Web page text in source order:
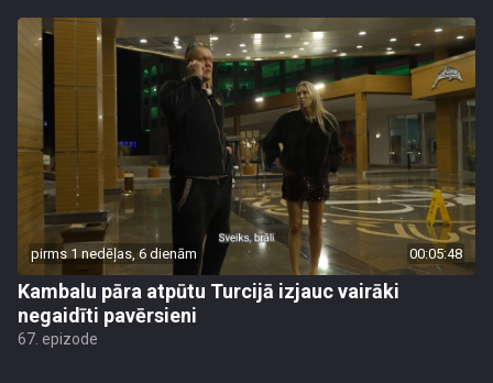
pirms 1 nedēļas, 6 dienām 00:05:48
Kambalu pāra atpūtu Turcijā izjauc vairāki
negaidīti pavērsieni
67. epizode